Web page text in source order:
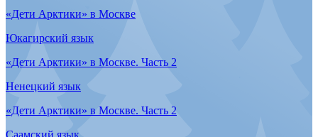
«Дети Арктики» в Москве
Чукотский язык
«Дети Арктики» в Москве
Селькупский язык
Children of the Arctic in Moscow
Chukchi language